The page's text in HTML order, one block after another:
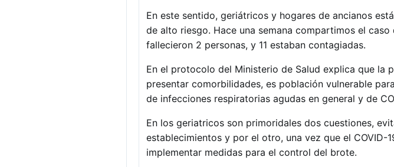
En este sentido, geriátricos y hogares de ancianos
de alto riesgo. Hace una semana compartimos el
fallecieron 2 personas, y 11 estaban contagiadas.
En el protocolo del Ministerio de Salud explica que la
presentar comorbilidades, es población vulnerable
de infecciones respiratorias agudas en general y de
En los geriatricos son primoridales dos cuestiones,
establecimientos y por el otro, una vez que el COVID-
implementar medidas para el control del brote.